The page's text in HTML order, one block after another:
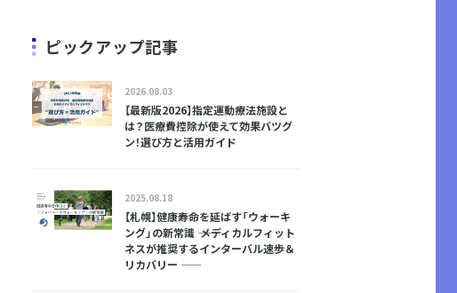
ピックアップ記事
2026.08.03
【最新版2026】指定運動療法施設と
は？医療費控除が使えて効果バツグ
ン！選び方と活用ガイド
2025.08.18
【札幌】健康寿命を延ばす「ウォーキ
ング」の新常識 ―― メディカルフィット
ネスが推奨するインターバル速歩＆
リカバリー ――